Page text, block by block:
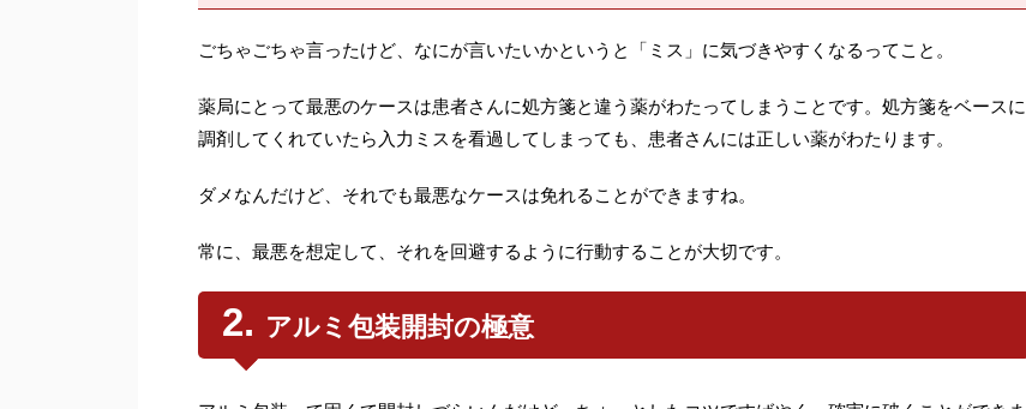
ごちゃごちゃ言ったけど、なにが言いたいかというと「ミス」に気づきやすくなるってこと。
薬局にとって最悪のケースは患者さんに処方箋と違う薬がわたってしまうことです。処方箋をベースに
調剤してくれていたら入力ミスを看過してしまっても、患者さんには正しい薬がわたります。
ダメなんだけど、それでも最悪なケースは免れることができますね。
常に、最悪を想定して、それを回避するように行動することが大切です。
アルミ包装開封の極意